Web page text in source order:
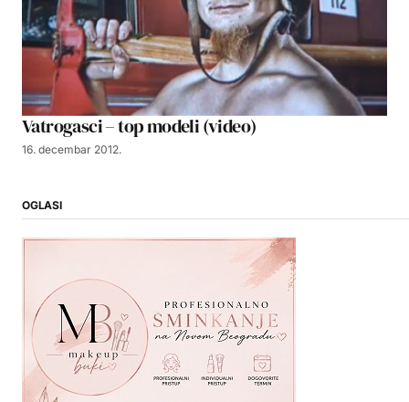
Vatrogasci – top modeli (video)
16. decembar 2012.
OGLASI